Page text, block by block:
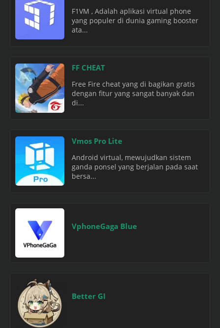
F1VM , Adalah aplikasi virtual phone
yang populer di dunia gaming booster
ata...
FF CHEAT
Free Fire cheat yang di bagikan gratis
dengan fitur yang sangat banyak dan
di...
Vmos Pro Lite
Android virtual, mewujudkan sistem
ganda ponsel yang berjalan pada saat
bersa...
VphoneGaga Blue
Better GI